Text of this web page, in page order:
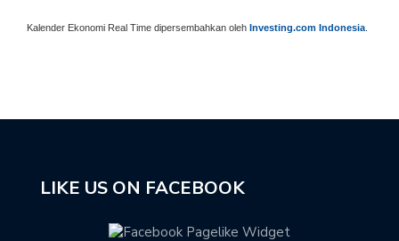
Kalender Ekonomi Real Time dipersembahkan oleh Investing.com Indonesia
LIKE US ON FACEBOOK